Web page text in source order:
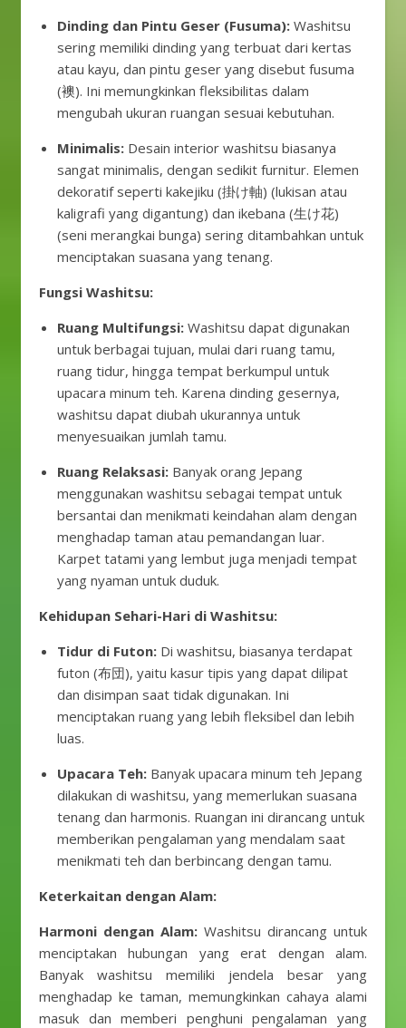
Dinding dan Pintu Geser (Fusuma): Washitsu
sering memiliki dinding yang terbuat dari kertas
atau kayu, dan pintu geser yang disebut fusuma
(襖). Ini memungkinkan fleksibilitas dalam
mengubah ukuran ruangan sesuai kebutuhan.
Minimalis: Desain interior washitsu biasanya
sangat minimalis, dengan sedikit furnitur. Elemen
dekoratif seperti kakejiku (掛け軸) (lukisan atau
kaligrafi yang digantung) dan ikebana (生け花)
(seni merangkai bunga) sering ditambahkan untuk
menciptakan suasana yang tenang.
Fungsi Washitsu:
Ruang Multifungsi: Washitsu dapat digunakan
untuk berbagai tujuan, mulai dari ruang tamu,
ruang tidur, hingga tempat berkumpul untuk
upacara minum teh. Karena dinding gesernya,
washitsu dapat diubah ukurannya untuk
menyesuaikan jumlah tamu.
Ruang Relaksasi: Banyak orang Jepang
menggunakan washitsu sebagai tempat untuk
bersantai dan menikmati keindahan alam dengan
menghadap taman atau pemandangan luar.
Karpet tatami yang lembut juga menjadi tempat
yang nyaman untuk duduk.
Kehidupan Sehari-Hari di Washitsu:
Tidur di Futon: Di washitsu, biasanya terdapat
futon (布団), yaitu kasur tipis yang dapat dilipat
dan disimpan saat tidak digunakan. Ini
menciptakan ruang yang lebih fleksibel dan lebih
luas.
Upacara Teh: Banyak upacara minum teh Jepang
dilakukan di washitsu, yang memerlukan suasana
tenang dan harmonis. Ruangan ini dirancang untuk
memberikan pengalaman yang mendalam saat
menikmati teh dan berbincang dengan tamu.
Keterkaitan dengan Alam:
Harmoni dengan Alam: Washitsu dirancang untuk
menciptakan hubungan yang erat dengan alam.
Banyak washitsu memiliki jendela besar yang
menghadap ke taman, memungkinkan cahaya alami
masuk dan memberi penghuni pengalaman yang